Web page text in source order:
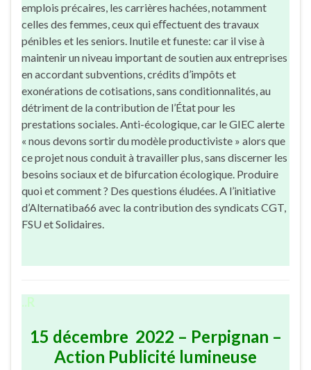
emplois précaires, les carrières hachées, notamment
celles des femmes, ceux qui eﬀectuent des travaux
pénibles et les seniors. Inutile et funeste: car il vise à
maintenir un niveau important de soutien aux entreprises
en accordant subventions, crédits d’impôts et
exonérations de cotisations, sans conditionnalités, au
détriment de la contribution de l’État pour les
prestations sociales. Anti-écologique, car le GIEC alerte
« nous devons sortir du modèle productiviste » alors que
ce projet nous conduit à travailler plus, sans discerner les
besoins sociaux et de bifurcation écologique. Produire
quoi et comment ? Des questions éludées. A l’initiative
d’Alternatiba66 avec la contribution des syndicats CGT,
FSU et Solidaires.
..R
15 décembre 2022 – Perpignan –
Action Publicité lumineuse